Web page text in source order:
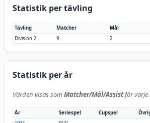
Statistik per tävling
Tävling Matcher Mål
Division 2
9 2
Statistik per år
Värden visas somMatcher/Mål/Assistför varje
År Seriespel Cupspel